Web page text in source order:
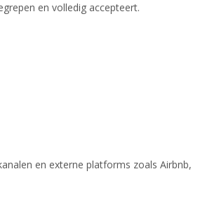
en volledig accepteert.
en externe platforms zoals Airbnb,